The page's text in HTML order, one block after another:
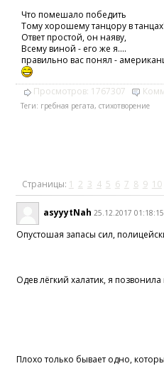
Что помешало победить
Тому хорошему танцору в
Ответ простой, он наяву,
Всему виной - его же я....
правильно вас понял -
Просмотров: 1767307
Теги: гребная регата, стихотворение
Страницы: 1 2 3 4 5 6 7 8 9 10
asyyytNah 25.12.2017 01:18:15
Опустошая запасы сил,
Одев лёгкий халатик, я
Плохо только бывает одно,